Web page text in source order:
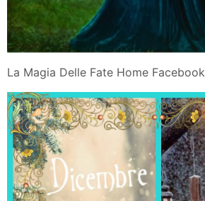
La Magia Delle Fate Home Facebook